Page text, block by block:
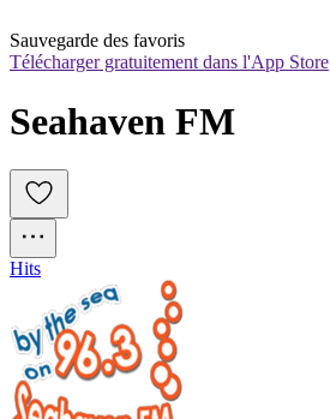
Sauvegarde des favoris
Télécharger gratuitement dans l'App Store
Seahaven FM
Hits